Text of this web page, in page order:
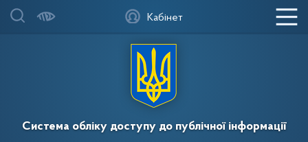
Система обліку доступу до публічної інформації
Кабінет